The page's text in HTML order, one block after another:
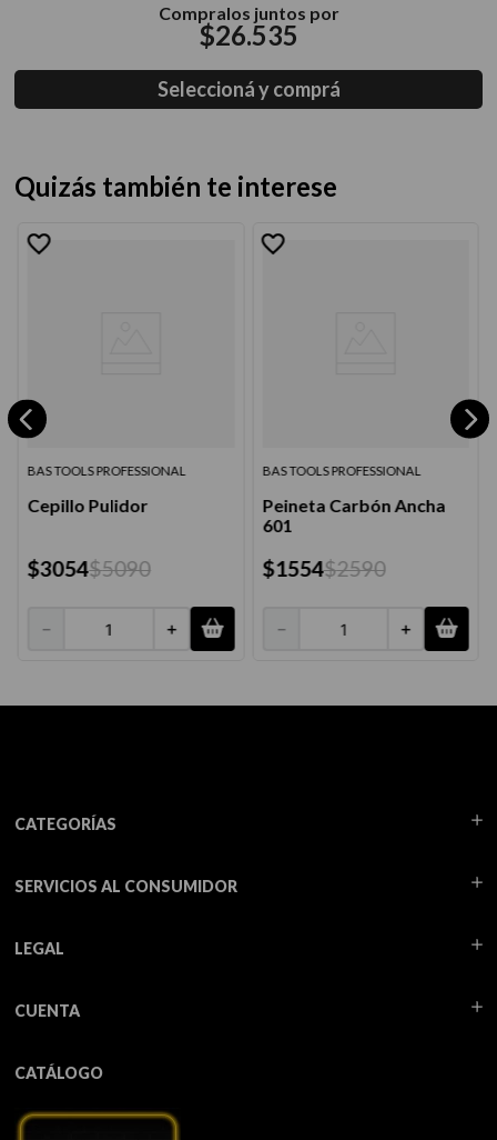
Compralos juntos por
$26.535
Seleccioná y comprá
Quizás también te interese
BAS TOOLS PROFESSIONAL
Cepillo Pulidor
$3054$5090
＋
－
BAS TOOLS PROFESSIONAL
Peineta Carbón Ancha
601
$1554$2590
＋
－
CATEGORÍAS
SERVICIOS AL CONSUMIDOR
LEGAL
CUENTA
CATÁLOGO